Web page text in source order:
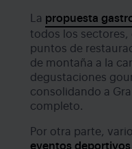
La propuesta
todos los sectores,
puntos de
de montaña a la
degustaciones
consolidando a
completo.
Por otra parte,
eventos